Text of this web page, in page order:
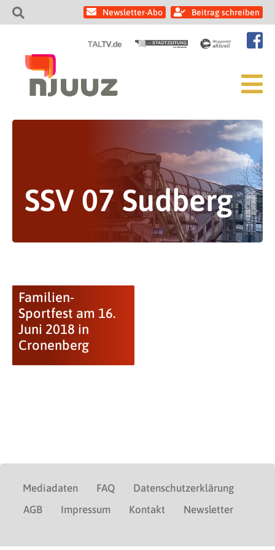
Newsletter-Abo Beitrag schreiben
SSV 07 Sudberg
Familien-
Sportfest am 16.
Juni 2018 in
Cronenberg
Mediadaten FAQ
Datenschutzerklärung
AGB
Impressum Kontakt Newsletter